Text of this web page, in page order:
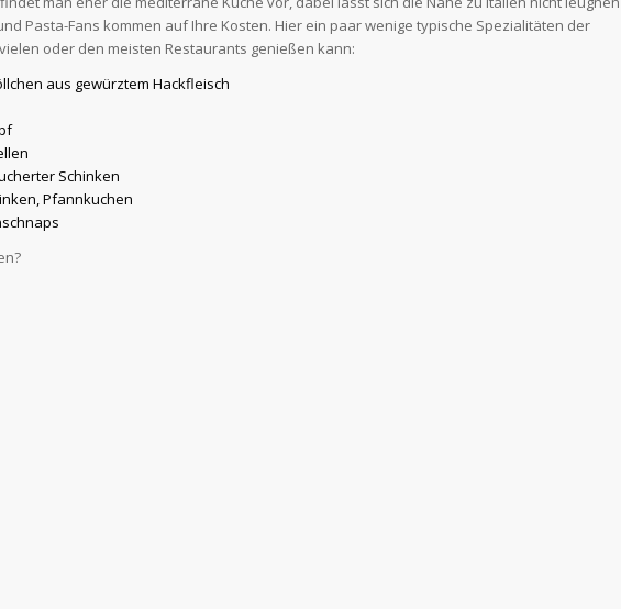
Pasta-Fans kommen auf Ihre Kosten. Hier ein paar wenige typische Spezialitäten der
oder den meisten Restaurants genießen kann:
aus gewürztem Hackfleisch
Schinken
Pfannkuchen